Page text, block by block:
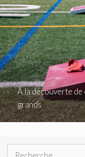
À la découverte
grands
Rechercher :